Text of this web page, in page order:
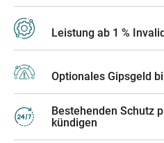
Leistung ab 1 %
Optionales Gipsgeld
Bestehenden Schutz
kündigen